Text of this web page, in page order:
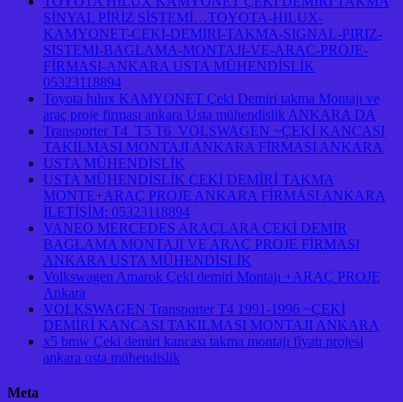
SİNYAL PİRİZ SİSTEMİ…TOYOTA-HILUX-
KAMYONET-CEKI-DEMIRI-TAKMA-SIGNAL-PIRIZ-
SISTEMI-BAGLAMA-MONTAJI-VE-ARAC-PROJE-
FİRMASI-ANKARA USTA MÜHENDİSLİK
05323118894
Toyota hılux KAMYONET Çeki Demiri takma Montajı ve
araç proje firması ankara Usta mühendislik ANKARA DA
Transporter T4 T5 T6 VOLSWAGEN ~ÇEKİ KANCASI
TAKILMASI MONTAJI ANKARA FİRMASI ANKARA
USTA MÜHENDİSLİK
USTA MÜHENDİSLİK ÇEKİ DEMİRİ TAKMA
MONTE+ARAÇ PROJE ANKARA FİRMASI ANKARA
İLETİŞİM: 05323118894
VANEO MERCEDES ARAÇLARA ÇEKİ DEMİR
BAGLAMA MONTAJI VE ARAÇ PROJE FİRMASI
ANKARA USTA MÜHENDİSLİK
Volkswagen Amarok Çeki demiri Montajı +ARAÇ PROJE
Ankara
VOLKSWAGEN Transporter T4 1991-1996 ~ÇEKİ
DEMİRİ KANCASI TAKILMASI MONTAJI ANKARA
x5 bmw Çeki demiri kancası takma montajı fiyatı projesi
ankara usta mühendislik
Meta